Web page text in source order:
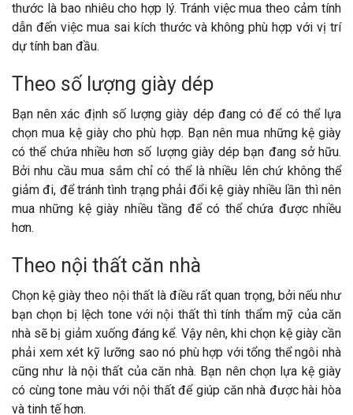
thước là bao nhiêu cho hợp lý. Tránh việc mua theo cảm tính
dẫn đến việc mua sai kích thước và không phù hợp với vị trí
dự tính ban đầu.
Theo số lượng giày dép
Bạn nên xác định số lượng giày dép đang có để có thể lựa
chọn mua kệ giày cho phù hợp. Bạn nên mua những kệ giày
có thể chứa nhiều hơn số lượng giày dép bạn đang sở hữu.
Bởi nhu cầu mua sắm chỉ có thể là nhiều lên chứ không thể
giảm đi, để tránh tình trạng phải đổi kệ giày nhiều lần thì nên
mua những kệ giày nhiều tầng để có thể chứa được nhiều
hơn.
Theo nội thất căn nhà
Chọn kệ giày theo nội thất là điều rất quan trọng, bởi nếu như
bạn chọn bị lệch tone với nội thất thì tính thẩm mỹ của căn
nhà sẽ bị giảm xuống đáng kể. Vậy nên, khi chọn kệ giày cần
phải xem xét kỹ lưỡng sao nó phù hợp với tổng thể ngôi nhà
cũng như là nội thất của căn nhà. Bạn nên chọn lựa kệ giày
có cùng tone màu với nội thất để giúp căn nhà được hài hòa
và tinh tế hơn.